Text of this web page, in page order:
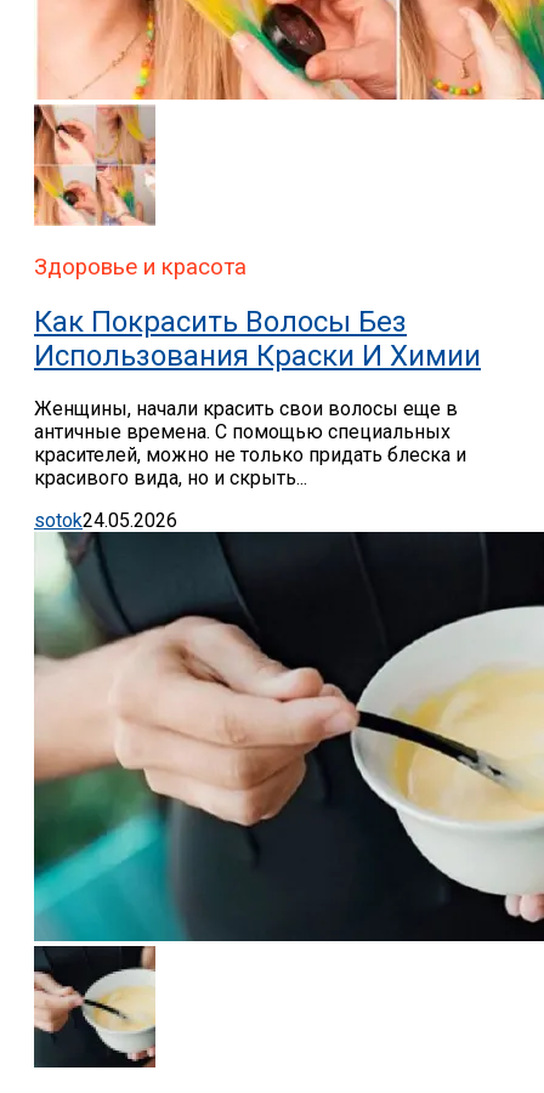
Здоровье и красота
Как Покрасить Волосы Без
Использования Краски И Химии
Женщины, начали красить свои волосы еще в
античные времена. С помощью специальных
красителей, можно не только придать блеска и
красивого вида, но и скрыть...
sotok24.05.2026